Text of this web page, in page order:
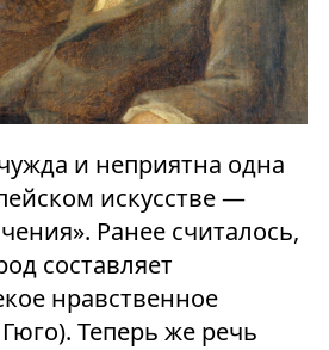
и неприятна одна
искусстве —
Ранее считалось,
составляет
нравственное
Теперь же речь